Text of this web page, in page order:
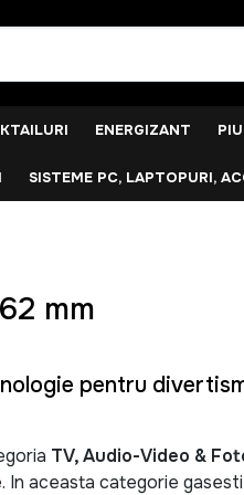
ENERGIZANT
SISTEME PC, LAPTOPURI,
mm
pentru
TV, Audio-Video &
aceasta categorie